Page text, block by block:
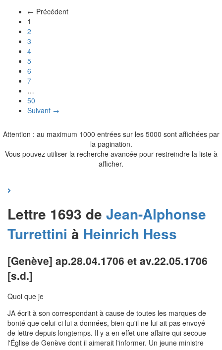
← Précédent
1
2
3
4
5
6
7
…
50
Suivant →
Attention : au maximum 1000 entrées sur les 5000 sont affichées par
la pagination.
Vous pouvez utiliser la recherche avancée pour restreindre la liste à
afficher.
Lettre 1693 de Jean-Alphonse
Turrettini à Heinrich Hess
[Genève] ap.28.04.1706 et av.22.05.1706
[s.d.]
Quoi que je
JA écrit à son correspondant à cause de toutes les marques de
bonté que celui-ci lui a données, bien qu'il ne lui ait pas envoyé
de lettre depuis longtemps. Il y a en effet une affaire qui secoue
l'Église de Genève dont il aimerait l'informer. Un jeune ministre